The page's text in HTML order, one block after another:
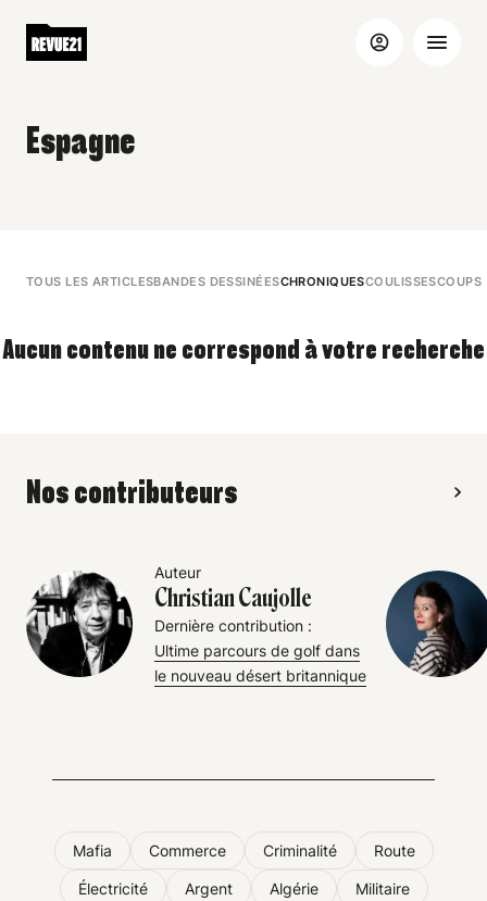
Espagne
TOUS LES ARTICLESBANDES DESSINÉESCHRONIQUESCOULISSESCOUPS
Aucun contenu ne correspond à votre recherche
Nos contributeurs
Auteur
Christian Caujolle
Dernière contribution :
Ultime parcours de golf dans
le nouveau désert britannique
Mafia Commerce Criminalité Route
Électricité Argent Algérie Militaire